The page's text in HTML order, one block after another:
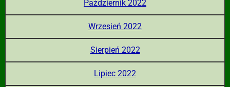
Październik 2022
Wrzesień 2022
Sierpień 2022
Lipiec 2022